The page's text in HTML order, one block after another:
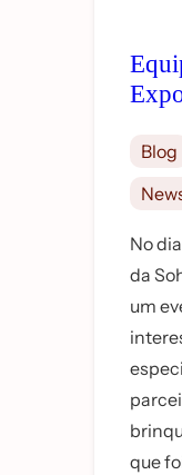
Blog
No
da
um
que